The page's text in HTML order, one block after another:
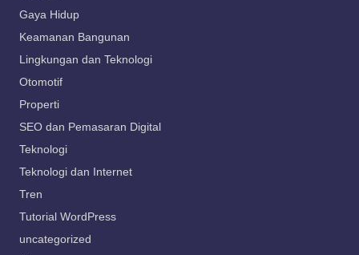
Gaya Hidup
Keamanan Bangunan
Lingkungan dan Teknologi
Otomotif
Properti
SEO dan Pemasaran Digital
Teknologi
Teknologi dan Internet
Tren
Tutorial WordPress
uncategorized